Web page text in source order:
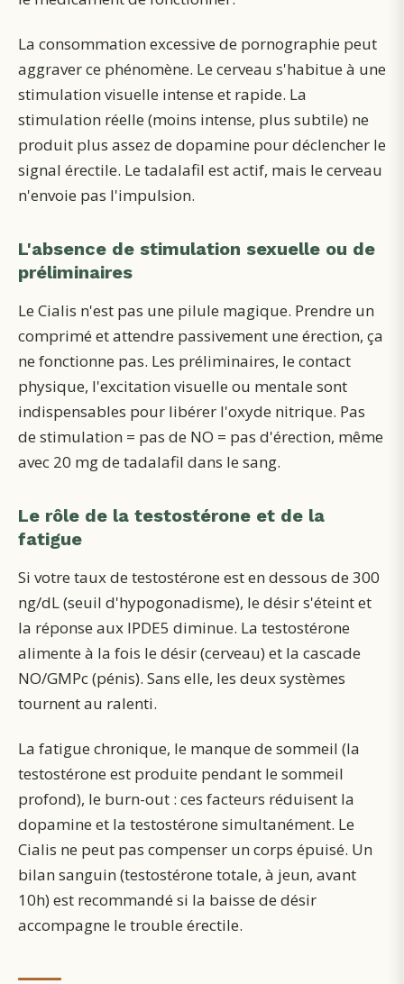
La consommation excessive de pornographie peut
aggraver ce phénomène. Le cerveau s'habitue à une
stimulation visuelle intense et rapide. La
stimulation réelle (moins intense, plus subtile) ne
produit plus assez de dopamine pour déclencher le
signal érectile. Le tadalafil est actif, mais le cerveau
n'envoie pas l'impulsion.
L'absence de stimulation sexuelle ou de
préliminaires
Le Cialis n'est pas une pilule magique. Prendre un
comprimé et attendre passivement une érection, ça
ne fonctionne pas. Les préliminaires, le contact
physique, l'excitation visuelle ou mentale sont
indispensables pour libérer l'oxyde nitrique. Pas
de stimulation = pas de NO = pas d'érection, même
avec 20 mg de tadalafil dans le sang.
Le rôle de la testostérone et de la
fatigue
Si votre taux de testostérone est en dessous de 300
ng/dL (seuil d'hypogonadisme), le désir s'éteint et
la réponse aux IPDE5 diminue. La testostérone
alimente à la fois le désir (cerveau) et la cascade
NO/GMPc (pénis). Sans elle, les deux systèmes
tournent au ralenti.
La fatigue chronique, le manque de sommeil (la
testostérone est produite pendant le sommeil
profond), le burn-out : ces facteurs réduisent la
dopamine et la testostérone simultanément. Le
Cialis ne peut pas compenser un corps épuisé. Un
bilan sanguin (testostérone totale, à jeun, avant
10h) est recommandé si la baisse de désir
accompagne le trouble érectile.